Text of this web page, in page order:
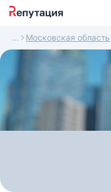
Московская область